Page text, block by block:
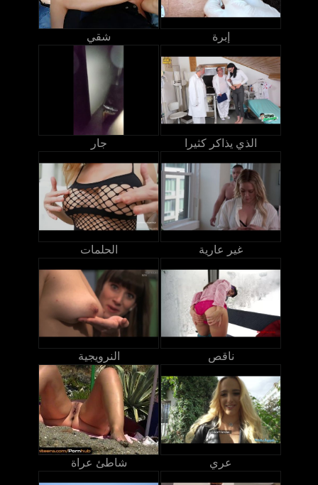
شقي إبرة
جار الذي يذاكر كثيرا
الحلمات غير عارية
النرويجية ناقص
شاطئ عراة عري